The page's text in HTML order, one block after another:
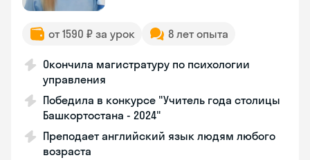
от 1590 ₽ за урок 8 лет опыта
Окончила магистратуру по психологии
управления
Победила в конкурсе "Учитель года столицы
Башкортостана - 2024"
Преподает английский язык людям любого
возраста